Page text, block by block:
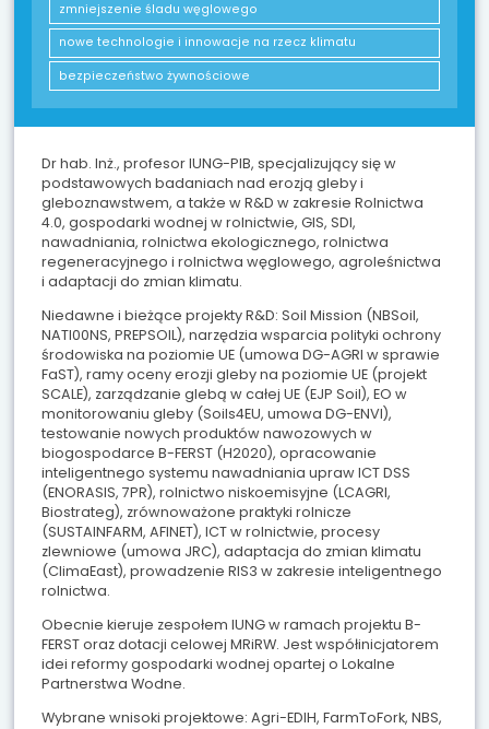
zmniejszenie śladu węglowego
nowe technologie i innowacje na rzecz klimatu
bezpieczeństwo żywnościowe
Dr hab. Inż., profesor IUNG-PIB, specjalizujący się w
podstawowych badaniach nad erozją gleby i
gleboznawstwem, a także w R&D w zakresie Rolnictwa
4.0, gospodarki wodnej w rolnictwie, GIS, SDI,
nawadniania, rolnictwa ekologicznego, rolnictwa
regeneracyjnego i rolnictwa węglowego, agroleśnictwa
i adaptacji do zmian klimatu.
Niedawne i bieżące projekty R&D: Soil Mission (NBSoil,
NATI00NS, PREPSOIL), narzędzia wsparcia polityki ochrony
środowiska na poziomie UE (umowa DG-AGRI w sprawie
FaST), ramy oceny erozji gleby na poziomie UE (projekt
SCALE), zarządzanie glebą w całej UE (EJP Soil), EO w
monitorowaniu gleby (Soils4EU, umowa DG-ENVI),
testowanie nowych produktów nawozowych w
biogospodarce B-FERST (H2020), opracowanie
inteligentnego systemu nawadniania upraw ICT DSS
(ENORASIS, 7PR), rolnictwo niskoemisyjne (LCAGRI,
Biostrateg), zrównoważone praktyki rolnicze
(SUSTAINFARM, AFINET), ICT w rolnictwie, procesy
zlewniowe (umowa JRC), adaptacja do zmian klimatu
(ClimaEast), prowadzenie RIS3 w zakresie inteligentnego
rolnictwa.
Obecnie kieruje zespołem IUNG w ramach projektu B-
FERST oraz dotacji celowej MRiRW. Jest współinicjatorem
idei reformy gospodarki wodnej opartej o Lokalne
Partnerstwa Wodne.
Wybrane wnisoki projektowe: Agri-EDIH, FarmToFork, NBS,